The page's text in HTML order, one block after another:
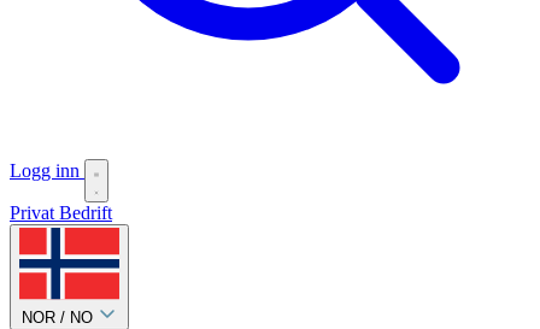
Logg inn
Privat Bedrift
NOR / NO